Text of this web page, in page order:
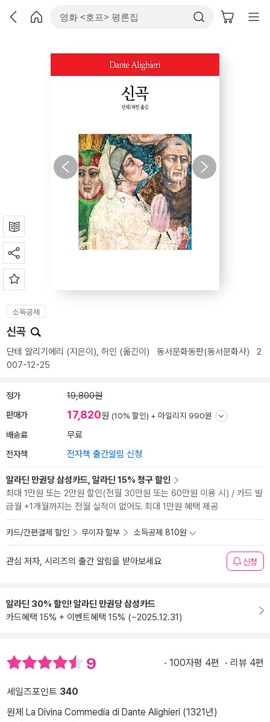
소득공제
신곡
단테 알리기에리 (지은이), 허인 (옮긴이) 동서문화동판(동서문화사) 2
007-12-25
정가 19,800원
판매가 17,820원 (10% 할인) + 마일리지 990원
배송료 무료
전자책 전자책 출간알림 신청
알라딘 만권당 삼성카드, 알라딘 15% 청구 할인
최대 1만원 또는 2만원 할인(전월 30만원 또는 60만원 이용 시) / 카드 발
급월 +1개월까지는 전월 실적이 없어도 최대 1만원 혜택 제공
카드/간편결제 할인 무이자 할부 소득공제 810원
관심 저자, 시리즈의 출간 알림을 받아보세요 신청
알라딘 30% 할인! 알라딘 만권당 삼성카드
카드혜택 15% + 이벤트혜택 15% (~2025.12.31)
9 100자평 4편 리뷰 4편
세일즈포인트 340
원제 La Divina Commedia di Dante Alighieri (1321년)